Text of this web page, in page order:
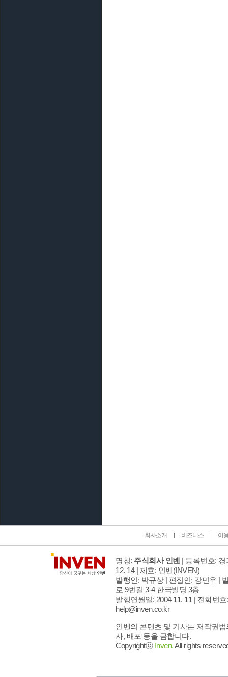
회사소개 비즈니스 이
명칭: 주식회사 인벤 | 등록번호:
12. 14 | 제호: 인벤(INVEN)
발행인: 박규상 | 편집인: 강민우 |
로 9번길 3-4 한국빌딩 3층
발행연월일: 2004 11. 11 | 전화번호
help@inven.co.kr
인벤의 콘텐츠 및 기사는 저작권
사, 배포 등을 금합니다.
Copyrightⓒ Inven.All rights